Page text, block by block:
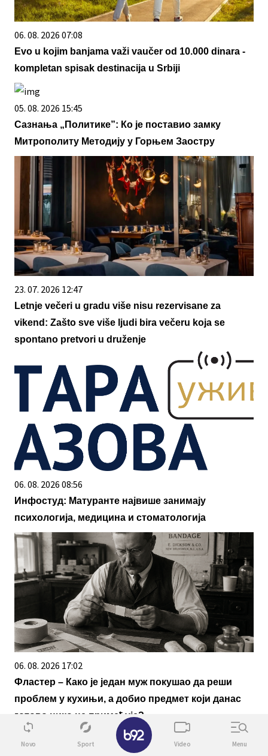
06. 08. 2026 07:08
Evo u kojim banjama važi vaučer od 10.000 dinara -
kompletan spisak destinacija u Srbiji
05. 08. 2026 15:45
Сазнања „Политике”: Ко је поставио замку
Митрополиту Методију у Горњем Заостру
23. 07. 2026 12:47
Letnje večeri u gradu više nisu rezervisane za
vikend: Zašto sve više ljudi bira večeru koja se
spontano pretvori u druženje
06. 08. 2026 08:56
Инфостуд: Матуранте највише занимају
психологија, медицина и стоматологија
06. 08. 2026 17:02
Фластер – Како је један муж покушао да реши
проблем у кухињи, а добио предмет који данас
готово нико не примећује?
Novo Sport Video Menu
✕